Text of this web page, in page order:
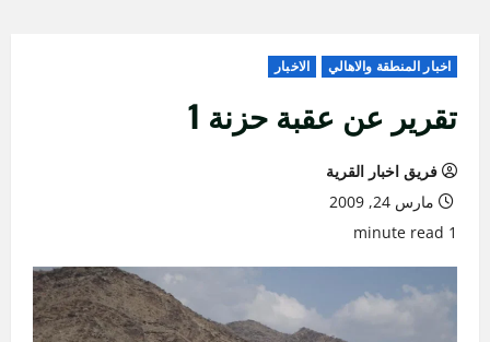
اخبار المنطقة والاهالي الاخبار
تقرير عن عقبة حزنة 1
فريق اخبار القرية
مارس 24, 2009
1 minute read